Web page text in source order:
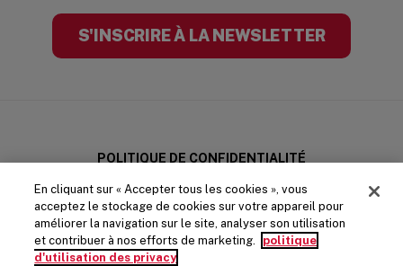
S'INSCRIRE À LA NEWSLETTER
POLITIQUE DE CONFIDENTIALITÉ
MENTIONS LÉGALES
CONDITIONS GÉNÉRALES
En cliquant sur « Accepter tous les cookies », vous
acceptez le stockage de cookies sur votre appareil pour
améliorer la navigation sur le site, analyser son utilisation
et contribuer à nos efforts de marketing.
politique
d'utilisation des privacy